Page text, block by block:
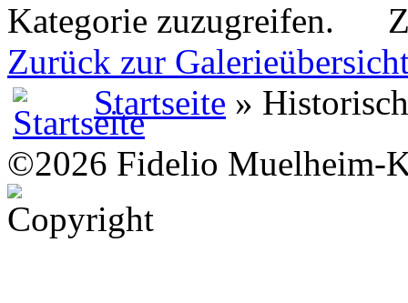
Zurück zur
Startseite »
©2026 Fidelio Muelheim-